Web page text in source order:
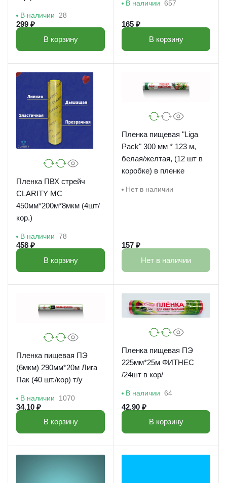
В наличии 28
299 ₽
В корзину
В наличии 657
165 ₽
В корзину
Пленка ПВХ стрейч
CLARITY MC
450мм*200м*8мкм (4шт/
кор.)
В наличии 78
458 ₽
В корзину
Пленка пищевая "Liga
Pack" 300 мм * 123 м,
белая/желтая, (12 шт в
коробке) в пленке
Нет в наличии
157 ₽
Нет в наличии
Пленка пищевая ПЭ
(6мкм) 290мм*20м Лига
Пак (40 шт./кор) т/у
В наличии 1070
34.10 ₽
В корзину
Пленка пищевая ПЭ
225мм*25м ФИТНЕС
/24шт в кор/
В наличии 64
42.90 ₽
В корзину